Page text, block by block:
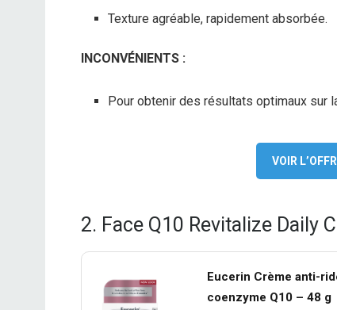
Texture agréable, rapidement absorbée.
INCONVÉNIENTS :
Pour obtenir des résultats optimaux sur
VOIR
2. Face Q10 Revitalize Daily
Eucerin Crème anti-
coenzyme Q10 – 48 g